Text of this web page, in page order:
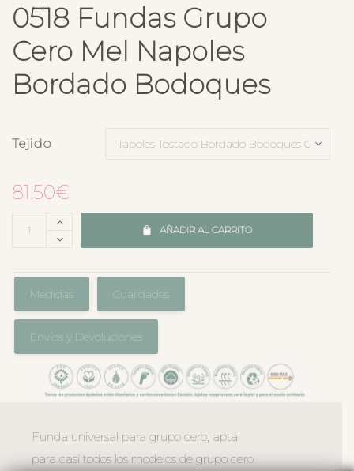
0518 Fundas Grupo
Cero Mel Napoles
Bordado Bodoques
Tejido
81.50€
AÑADIR AL CARRITO
Medidas Cualidades
Envíos y Devoluciones
Funda universal para grupo cero, apta
para casi todos los modelos de grupo cero